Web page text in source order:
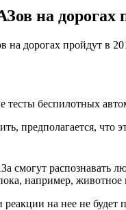
на дорогах
дорогах пройдут в
беспилотных
предполагается,
смогут
например, животное
на нее не будет